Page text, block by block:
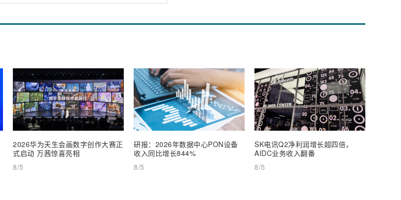
2026华为天生会画数字创作大赛正
式启动 万茜惊喜亮相
8/5
研报：2026年数据中心PON设备
收入同比增长844%
8/5
SK电讯Q2净利润增长超四倍，
AIDC业务收入翻番
8/5